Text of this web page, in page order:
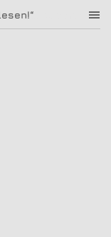
marcus hoehn